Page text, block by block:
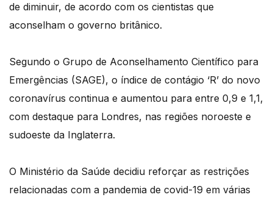
de diminuir, de acordo com os cientistas que
aconselham o governo britânico.
Segundo o Grupo de Aconselhamento Científico para
Emergências (SAGE), o índice de contágio ‘R’ do novo
coronavírus continua e aumentou para entre 0,9 e 1,1,
com destaque para Londres, nas regiões noroeste e
sudoeste da Inglaterra.
O Ministério da Saúde decidiu reforçar as restrições
relacionadas com a pandemia de covid-19 em várias